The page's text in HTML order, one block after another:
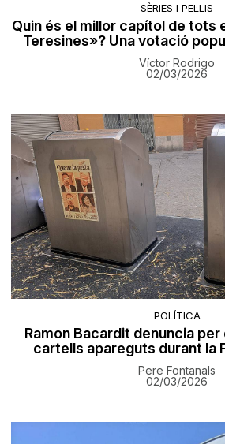
SÈRIES I PEL·LIS
Quin és el millor capítol de tots
Teresines»? Una votació
Víctor Rodrigo
02/03/2026
POLÍTICA
Ramon Bacardit denuncia
cartells apareguts durant la
Pere Fontanals
02/03/2026